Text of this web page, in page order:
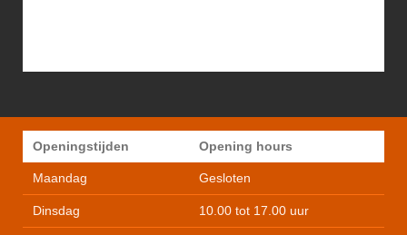
Openingstijden Opening hours
Maandag Gesloten
Dinsdag 10.00 tot 17.00 uur